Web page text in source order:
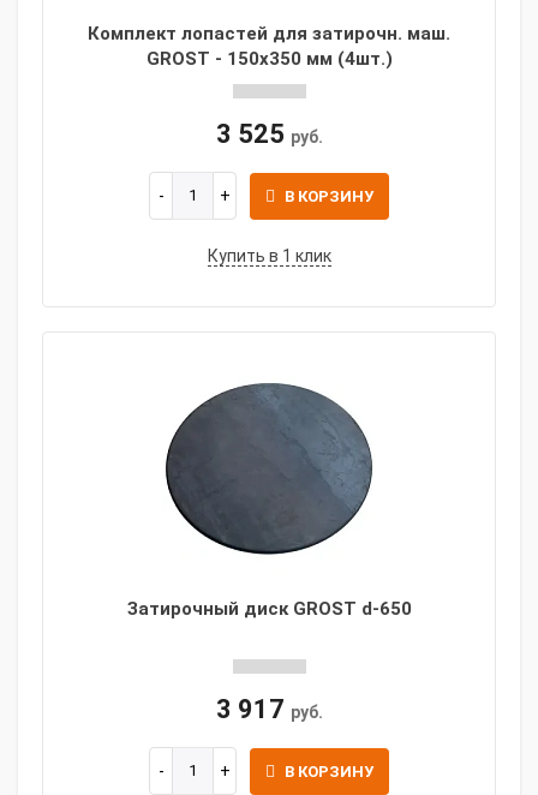
Комплект лопастей для затирочн. маш.
GROST - 150х350 мм (4шт.)
3 525 руб.
В КОРЗИНУ
Купить в 1 клик
Затирочный диск GROST d-650
3 917 руб.
В КОРЗИНУ